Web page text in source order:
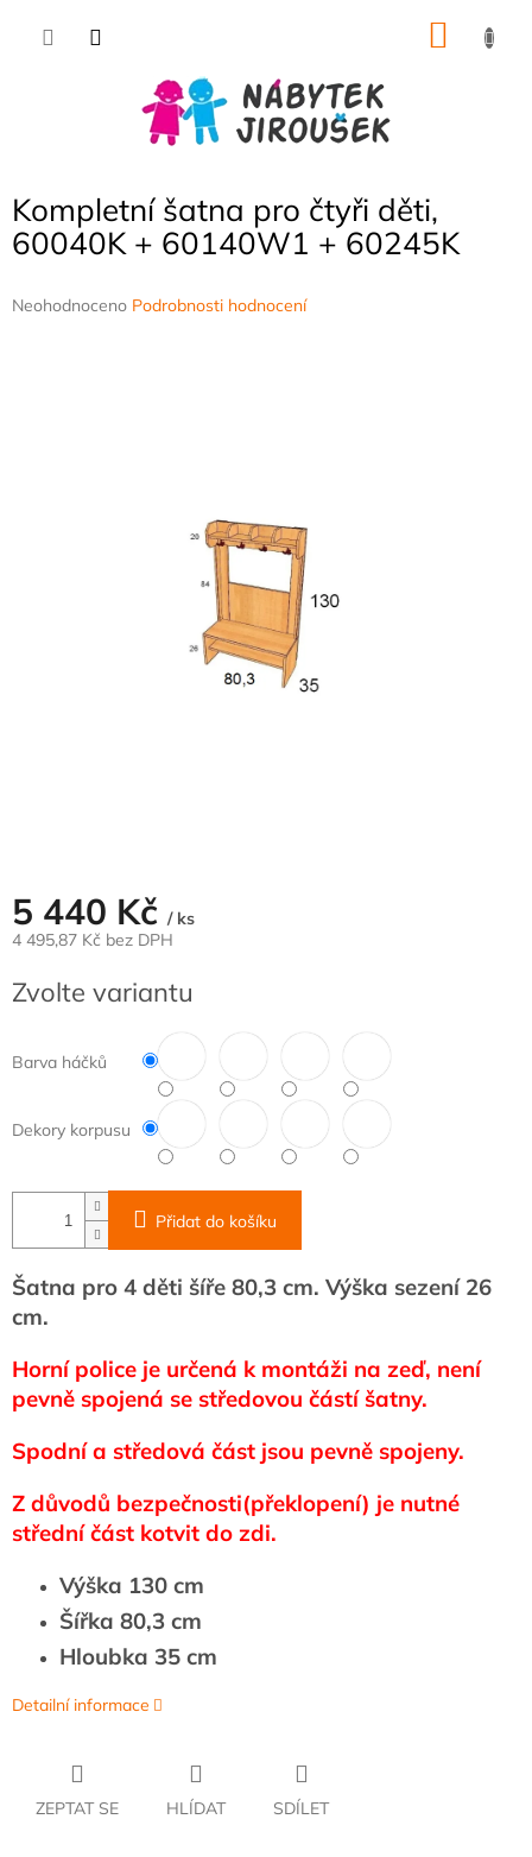
Kompletní šatna pro čtyři děti,
60040K + 60140W1 + 60245K
Průměrné
Neohodnoceno Podrobnosti hodnocení
5 440 Kč / ks
4 495,87 Kč bez DPH
cena:
Zvolte variantu
Barva háčků
Dekory korpusu
Přidat do košíku
Šatna pro 4 děti šíře 80,3 cm. Výška sezení 26
cm.
Horní police je určená k montáži na zeď, není
pevně spojená se středovou částí šatny.
Spodní a středová část jsou pevně spojeny.
Z důvodů bezpečnosti(překlopení) je nutné
střední část kotvit do zdi.
Výška 130 cm
Šířka 80,3 cm
Hloubka 35 cm
Detailní informace
ZEPTAT SE HLÍDAT SDÍLET